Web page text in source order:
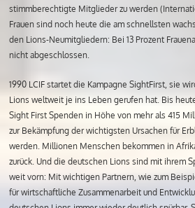
stimmberechtigte Mitglieder zu werden
Frauen sind noch heute die am schnellsten
den Lions-Neumitgliedern: Bei 13 Prozent
nicht abgeschlossen.
1990 LCIF startet die Kampagne SightFirst, sie
Lions weltweit je ins Leben gerufen hat. Bis
Sight First Spenden in Höhe von mehr als 415
zur Bekämpfung der wichtigsten Ursachen für
werden. Millionen Menschen bekommen in
zurück. Und die deutschen Lions sind mit ihrem
weit vorn: Mit wichtigen Partnern, wie zum
für wirtschaftliche Zusammenarbeit und